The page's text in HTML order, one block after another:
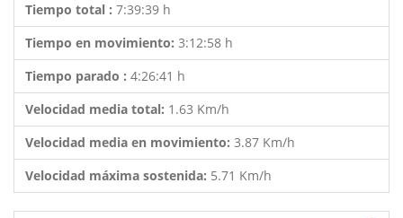
Tiempo total : 7:39:39 h
Tiempo en movimiento: 3:12:58 h
Tiempo parado : 4:26:41 h
Velocidad media total: 1.63 Km/h
Velocidad media en movimiento: 3.87 Km/h
Velocidad máxima sostenida: 5.71 Km/h